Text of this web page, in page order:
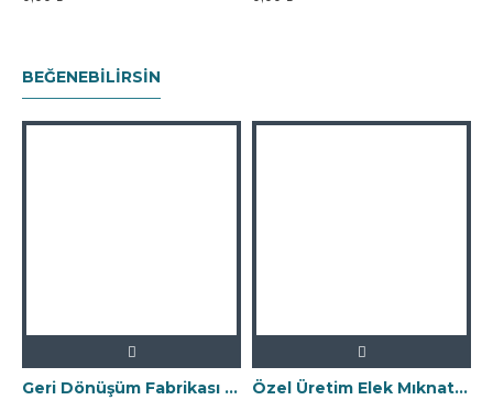
BEĞENEBILIRSIN
Geri Dönüşüm Fabrikası İçin Kolay Temizlenebilir Neodyum Elek Mıknatıs
Özel Üretim Elek Mıknatıs - Un Fabrikasına